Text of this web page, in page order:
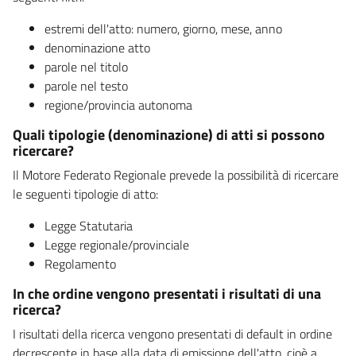
estremi dell'atto: numero, giorno, mese, anno
denominazione atto
parole nel titolo
parole nel testo
regione/provincia autonoma
Quali tipologie (denominazione) di atti si possono
ricercare?
Il Motore Federato Regionale prevede la possibilità di ricercare
le seguenti tipologie di atto:
Legge Statutaria
Legge regionale/provinciale
Regolamento
In che ordine vengono presentati i risultati di una
ricerca?
I risultati della ricerca vengono presentati di default in ordine